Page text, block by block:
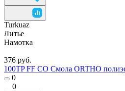
Turkuaz
Литье
Намотка
376 руб.
100TP FF CO Смола ORTHO
0
0